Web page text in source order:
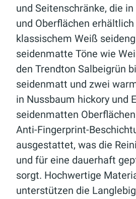
und Seitenschränke, die
und Oberflächen
klassischem Weiß
seidenmatte Töne wie
den Trendton Salbeigrün
seidenmatt und zwei
in Nussbaum hickory und
seidenmatten
Anti-Fingerprint-
ausgestattet, was die
und für eine dauerhaft
sorgt. Hochwertige
unterstützen die